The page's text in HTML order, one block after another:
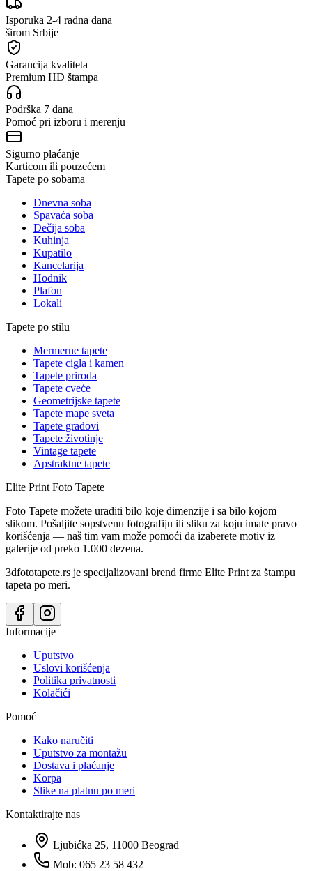
Isporuka 2-4 radna dana
širom Srbije
Garancija kvaliteta
Premium HD štampa
Podrška 7 dana
Pomoć pri izboru i merenju
Sigurno plaćanje
Karticom ili pouzećem
Tapete po sobama
Dnevna soba
Spavaća soba
Dečija soba
Kuhinja
Kupatilo
Kancelarija
Hodnik
Plafon
Lokali
Tapete po stilu
Mermerne tapete
Tapete cigla i kamen
Tapete priroda
Tapete cveće
Geometrijske tapete
Tapete mape sveta
Tapete gradovi
Tapete životinje
Vintage tapete
Apstraktne tapete
Elite Print Foto Tapete
Foto Tapete možete uraditi bilo koje dimenzije i sa bilo kojom
slikom. Pošaljite sopstvenu fotografiju ili sliku za koju imate pravo
korišćenja — naš tim vam može pomoći da izaberete motiv iz
galerije od preko 1.000 dezena.
3dfototapete.rs je specijalizovani brend firme Elite Print za štampu
tapeta po meri.
Informacije
Uputstvo
Uslovi korišćenja
Politika privatnosti
Kolačići
Pomoć
Kako naručiti
Uputstvo za montažu
Dostava i plaćanje
Korpa
Slike na platnu po meri
Kontaktirajte nas
Ljubićka 25, 11000 Beograd
Mob: 065 23 58 432